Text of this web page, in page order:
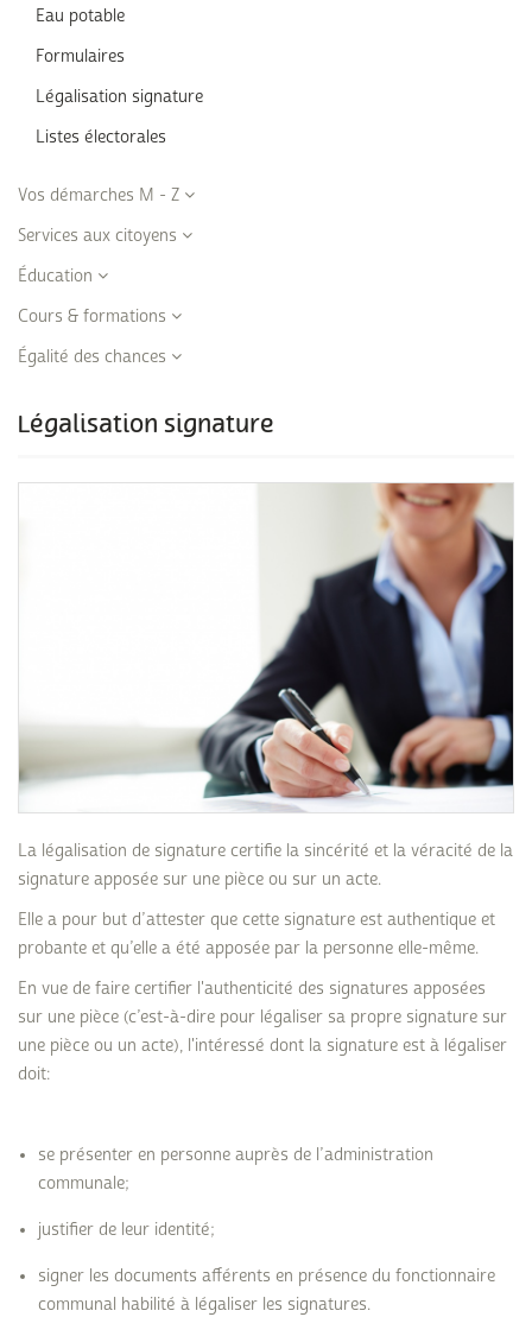
Eau potable
Formulaires
Légalisation signature
Listes électorales
Vos démarches M - Z
Services aux citoyens
Éducation
Cours & formations
Égalité des chances
Légalisation signature
La légalisation de signature certifie la sincérité et la véracité de la
signature apposée sur une pièce ou sur un acte.
Elle a pour but d’attester que cette signature est authentique et
probante et qu’elle a été apposée par la personne elle-même.
En vue de faire certifier l'authenticité des signatures apposées
sur une pièce (c’est-à-dire pour légaliser sa propre signature sur
une pièce ou un acte), l'intéressé dont la signature est à légaliser
doit:
se présenter en personne auprès de l’administration
communale;
justifier de leur identité;
signer les documents afférents en présence du fonctionnaire
communal habilité à légaliser les signatures.